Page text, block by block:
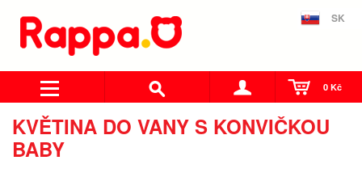
SK
0 Kč
KVĚTINA DO VANY S KONVIČKOU
BABY